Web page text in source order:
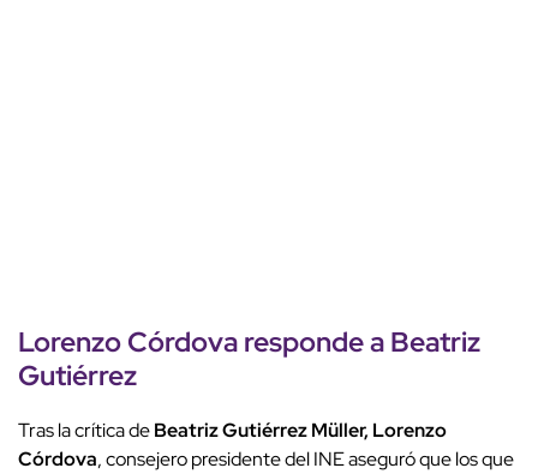
Lorenzo Córdova responde a Beatriz
Gutiérrez
Tras la crítica deBeatriz Gutiérrez Müller, Lorenzo
Córdova, consejero presidente del INE aseguró que los que